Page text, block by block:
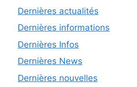
Dernières actualités
Dernières informations
Dernières Infos
Dernières News
Dernières nouvelles